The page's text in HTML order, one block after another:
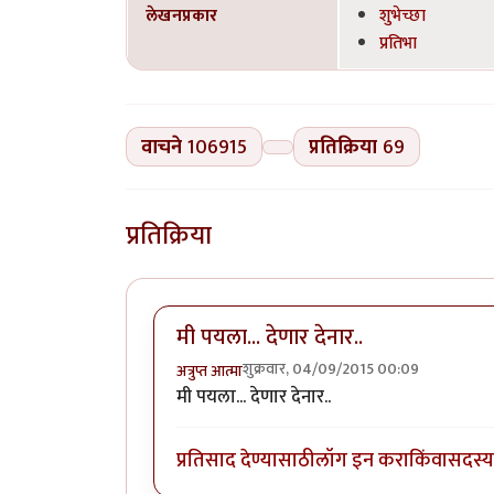
लेखनप्रकार
शुभेच्छा
प्रतिभा
वाचने106915 प्रतिक्रिया 69
प्रतिक्रिया
मी पयला... देणार देनार..
अत्रुप्त आत्माशुक्रवार, 04/09/2015 00:09
मी पयला... देणार देनार..
प्रतिसाद देण्यासाठीलॉग इन कराकिंवासदस्य